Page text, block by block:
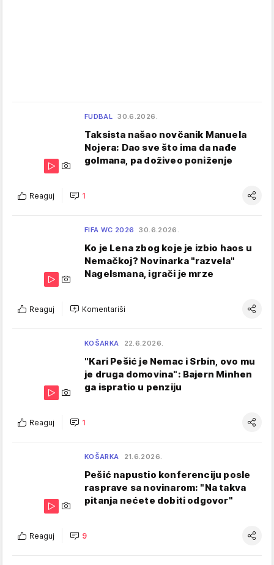
FUDBAL 30.6.2026.
Taksista našao novčanik Manuela
Nojera: Dao sve što ima da nađe
golmana, pa doživeo poniženje
Reaguj 1
FIFA WC 2026 30.6.2026.
Ko je Lena zbog koje je izbio haos u
Nemačkoj? Novinarka "razvela"
Nagelsmana, igrači je mrze
Reaguj Komentariši
KOŠARKA 22.6.2026.
"Kari Pešić je Nemac i Srbin, ovo mu
je druga domovina": Bajern Minhen
ga ispratio u penziju
Reaguj 1
KOŠARKA 21.6.2026.
Pešić napustio konferenciju posle
rasprave sa novinarom: "Na takva
pitanja nećete dobiti odgovor"
Reaguj 9